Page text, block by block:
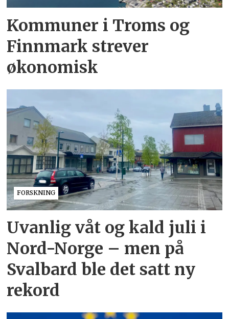
Kommuner i Troms og
Finnmark strever
økonomisk
FORSKNING
Uvanlig våt og kald juli i
Nord-Norge – men på
Svalbard ble det satt ny
rekord